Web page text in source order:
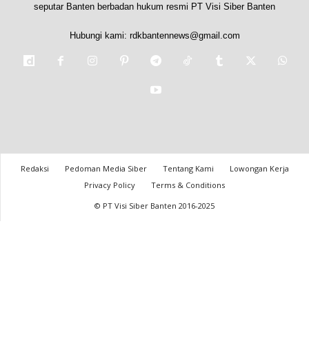
seputar Banten berbadan hukum resmi PT Visi Siber Banten
Hubungi kami: rdkbantennews@gmail.com
Redaksi Pedoman Media Siber Tentang Kami
Lowongan Kerja
Privacy Policy
Terms & Conditions
© PT Visi Siber Banten 2016-2025